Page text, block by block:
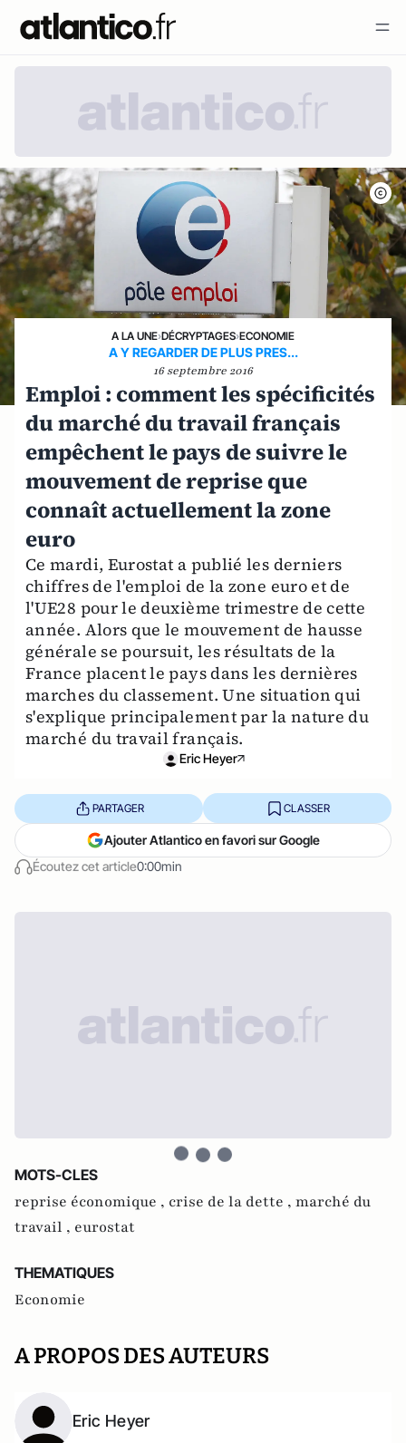
A LA UNE›DÉCRYPTAGES›ECONOMIE
A Y REGARDER DE PLUS PRES...
16 septembre 2016
Emploi : comment les spécificités
du marché du travail français
empêchent le pays de suivre le
mouvement de reprise que
connaît actuellement la zone
euro
Ce mardi, Eurostat a publié les derniers
chiffres de l'emploi de la zone euro et de
l'UE28 pour le deuxième trimestre de cette
année. Alors que le mouvement de hausse
générale se poursuit, les résultats de la
France placent le pays dans les dernières
marches du classement. Une situation qui
s'explique principalement par la nature du
marché du travail français.
Eric Heyer
Écoutez cet article0:00min
PARTAGER CLASSER
Ajouter Atlantico en favori sur Google
MOTS-CLES
reprise économique , crise de la dette , marché du
travail , eurostat
THEMATIQUES
Economie
A PROPOS DES AUTEURS
Eric Heyer